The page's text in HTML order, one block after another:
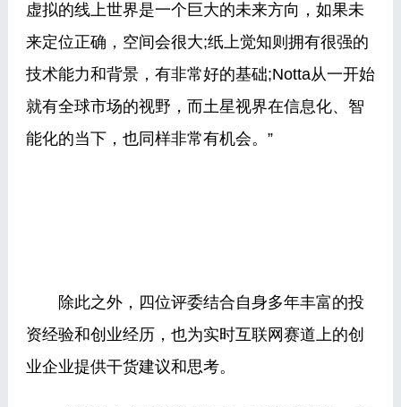
虚拟的线上世界是一个巨大的未来方向，如果未
来定位正确，空间会很大;纸上觉知则拥有很强的
技术能力和背景，有非常好的基础;Notta从一开始
就有全球市场的视野，而土星视界在信息化、智
能化的当下，也同样非常有机会。”
除此之外，四位评委结合自身多年丰富的投
资经验和创业经历，也为实时互联网赛道上的创
业企业提供干货建议和思考。